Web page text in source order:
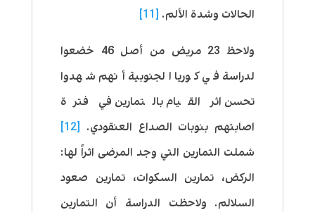
الحالات وشدة الألم. [11]
ولاحظ 23 مريض من أصل 46 خضعوا
لدراسة في كوريا الجنوبية أنهم شهدوا
تحسن اثر القيام بالتمارين في فترة
اصابتهم بنوبات الصداع العنقودي. [12]
شملت التمارين التي وجد المرضى اثراً لها:
الركض، تمارين السكوات، تمارين صعود
السلالم. ولاحظت الدراسة أن التمارين